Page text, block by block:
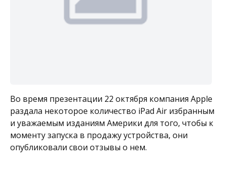
Во время презентации 22 октября компания Apple
раздала некоторое количество iPad Air избранным
и уважаемым изданиям Америки для того, чтобы к
моменту запуска в продажу устройства, они
опубликовали свои отзывы о нем.